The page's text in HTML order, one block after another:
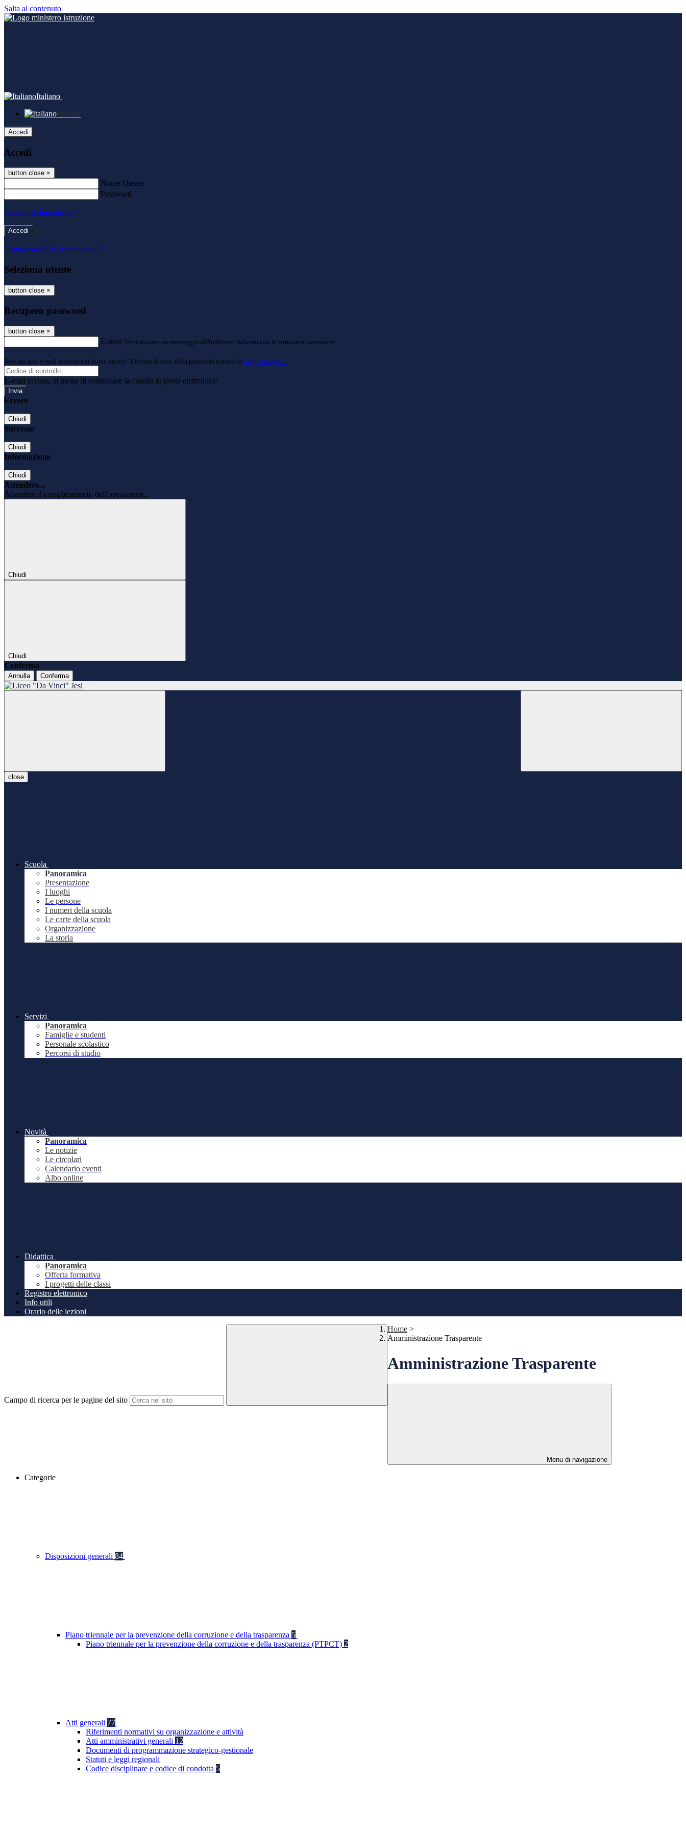
Salta al contenuto
Italiano
Italiano
Accedi
Accedi
button close ×
Nome Utente
Password
Password dimenticata?
-
Entra con SPID Entra con CIE
Seleziona utente
button close ×
Recupero password
button close ×
E-mail Verrà inviato un messaggio all'indirizzo indicato con le istruzioni necessarie.
Non hai una e-mail associata al nome utente? Effettua il reset della password tramite la Login Spaggiari
E-mail inviata, si prega di controllare la casella di posta elettronica!
Errore
Chiudi
Successo
Chiudi
Informazione
Chiudi
Attendere...
Attendere il completamento dell'operazione...
Chiudi
Chiudi
Conferma
Annulla Conferma
close
Scuola
Panoramica
Presentazione
I luoghi
Le persone
I numeri della scuola
Le carte della scuola
Organizzazione
La storia
Servizi
Panoramica
Famiglie e studenti
Personale scolastico
Percorsi di studio
Novità
Panoramica
Le notizie
Le circolari
Calendario eventi
Albo online
Didattica
Panoramica
Offerta formativa
I progetti delle classi
Registro elettronico
Info utili
Orario delle lezioni
Campo di ricerca per le pagine del sito
Home >
Amministrazione Trasparente
Amministrazione Trasparente
Menu di navigazione
Categorie
Disposizioni generali 84
Piano triennale per la prevenzione della corruzione e della trasparenza 5
Piano triennale per la prevenzione della corruzione e della trasparenza (PTPCT) 2
Atti generali 77
Riferimenti normativi su organizzazione e attività
Atti amministrativi generali 12
Documenti di programmazione strategico-gestionale
Statuti e leggi regionali
Codice disciplinare e codice di condotta 5